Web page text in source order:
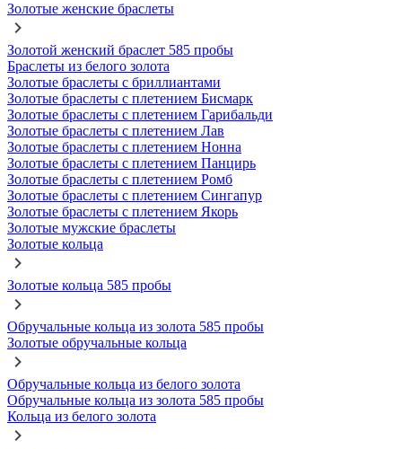
Золотые женские браслеты
Золотой женский браслет 585 пробы
Браслеты из белого золота
Золотые браслеты с бриллиантами
Золотые браслеты с плетением Бисмарк
Золотые браслеты с плетением Гарибальди
Золотые браслеты с плетением Лав
Золотые браслеты с плетением Нонна
Золотые браслеты с плетением Панцирь
Золотые браслеты с плетением Ромб
Золотые браслеты с плетением Сингапур
Золотые браслеты с плетением Якорь
Золотые мужские браслеты
Золотые кольца
Золотые кольца 585 пробы
Обручальные кольца из золота 585 пробы
Золотые обручальные кольца
Обручальные кольца из белого золота
Обручальные кольца из золота 585 пробы
Кольца из белого золота